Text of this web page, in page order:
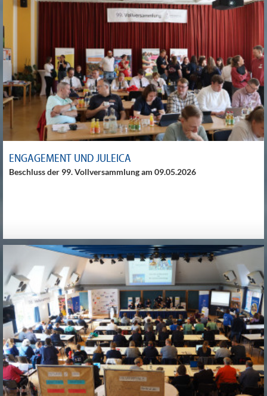
ENGAGEMENT UND JULEICA
Beschluss der 99. Vollversammlung am 09.05.2026